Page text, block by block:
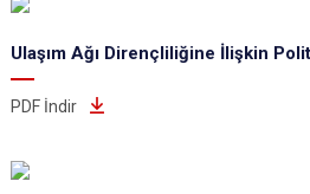
Ulaşım Ağı Dirençliliğine İlişkin
PDF İndir